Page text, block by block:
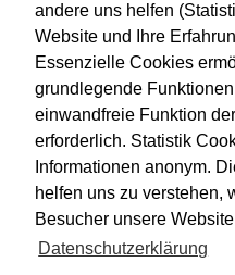
andere uns helfen
Website und Ihre
Essenzielle Cookies
grundlegende
einwandfreie Funktion
erforderlich. Statistik
Informationen anonym.
helfen uns zu verstehen,
Besucher unsere
Datenschutzerklärung
Wir treten für einen
Alkohol ein.
Weingut
Eugen-Nägele-